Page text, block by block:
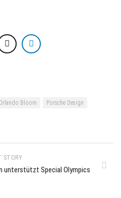
Bloom
Porsche Design
STORY
unterstützt Special Olympics